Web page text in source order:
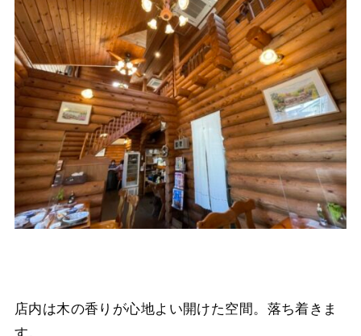
店内は木の香りが心地よい開けた空間。落ち着きま
す。